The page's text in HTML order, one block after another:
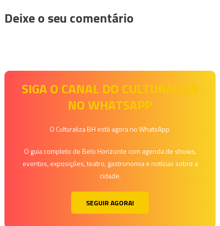
Deixe o seu comentário
SIGA O CANAL DO CULTURALIZA
NO WHATSAPP
O Culturaliza BH está agora no WhatsApp.
O guia completo de Belo Horizonte com agenda de shows,
eventos, exposições, teatro, gastronomia e notícias sobre a
cidade.
SEGUIR AGORA!